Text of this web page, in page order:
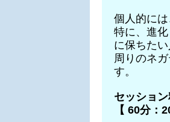
個人的に
特に、進
に保ちた
周りのネ
す。
セッショ
【 60分：